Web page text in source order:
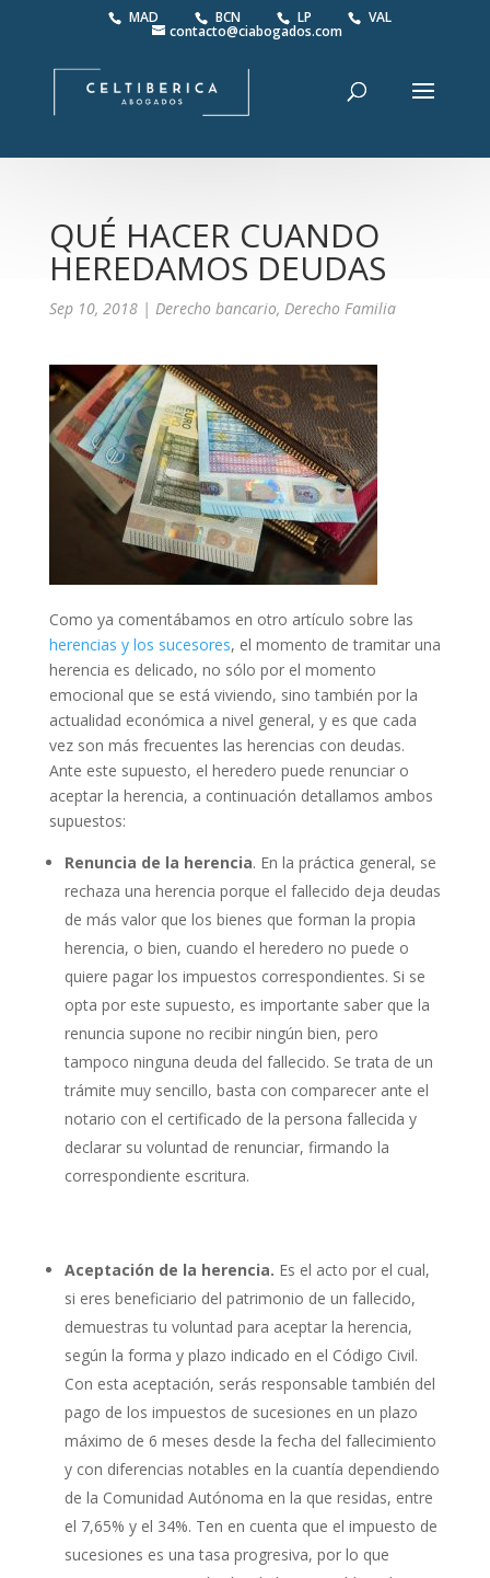
MAD BCN LP VAL
contacto@ciabogados.com
QUÉ HACER CUANDO
HEREDAMOS DEUDAS
Sep 10, 2018| Derecho bancario, Derecho Familia
Como ya comentábamos en otro artículo sobre las
herencias y los sucesores, el momento de tramitar una
herencia es delicado, no sólo por el momento
emocional que se está viviendo, sino también por la
actualidad económica a nivel general, y es que cada
vez son más frecuentes las herencias con deudas.
Ante este supuesto, el heredero puede renunciar o
aceptar la herencia, a continuación detallamos ambos
supuestos:
Renuncia de la herencia. En la práctica general, se
rechaza una herencia porque el fallecido deja deudas
de más valor que los bienes que forman la propia
herencia, o bien, cuando el heredero no puede o
quiere pagar los impuestos correspondientes. Si se
opta por este supuesto, es importante saber que la
renuncia supone no recibir ningún bien, pero
tampoco ninguna deuda del fallecido. Se trata de un
trámite muy sencillo, basta con comparecer ante el
notario con el certificado de la persona fallecida y
declarar su voluntad de renunciar, firmando la
correspondiente escritura.
Aceptación de la herencia. Es el acto por el cual,
si eres beneficiario del patrimonio de un fallecido,
demuestras tu voluntad para aceptar la herencia,
según la forma y plazo indicado en el Código Civil.
Con esta aceptación, serás responsable también del
pago de los impuestos de sucesiones en un plazo
máximo de 6 meses desde la fecha del fallecimiento
y con diferencias notables en la cuantía dependiendo
de la Comunidad Autónoma en la que residas, entre
el 7,65% y el 34%. Ten en cuenta que el impuesto de
sucesiones es una tasa progresiva, por lo que